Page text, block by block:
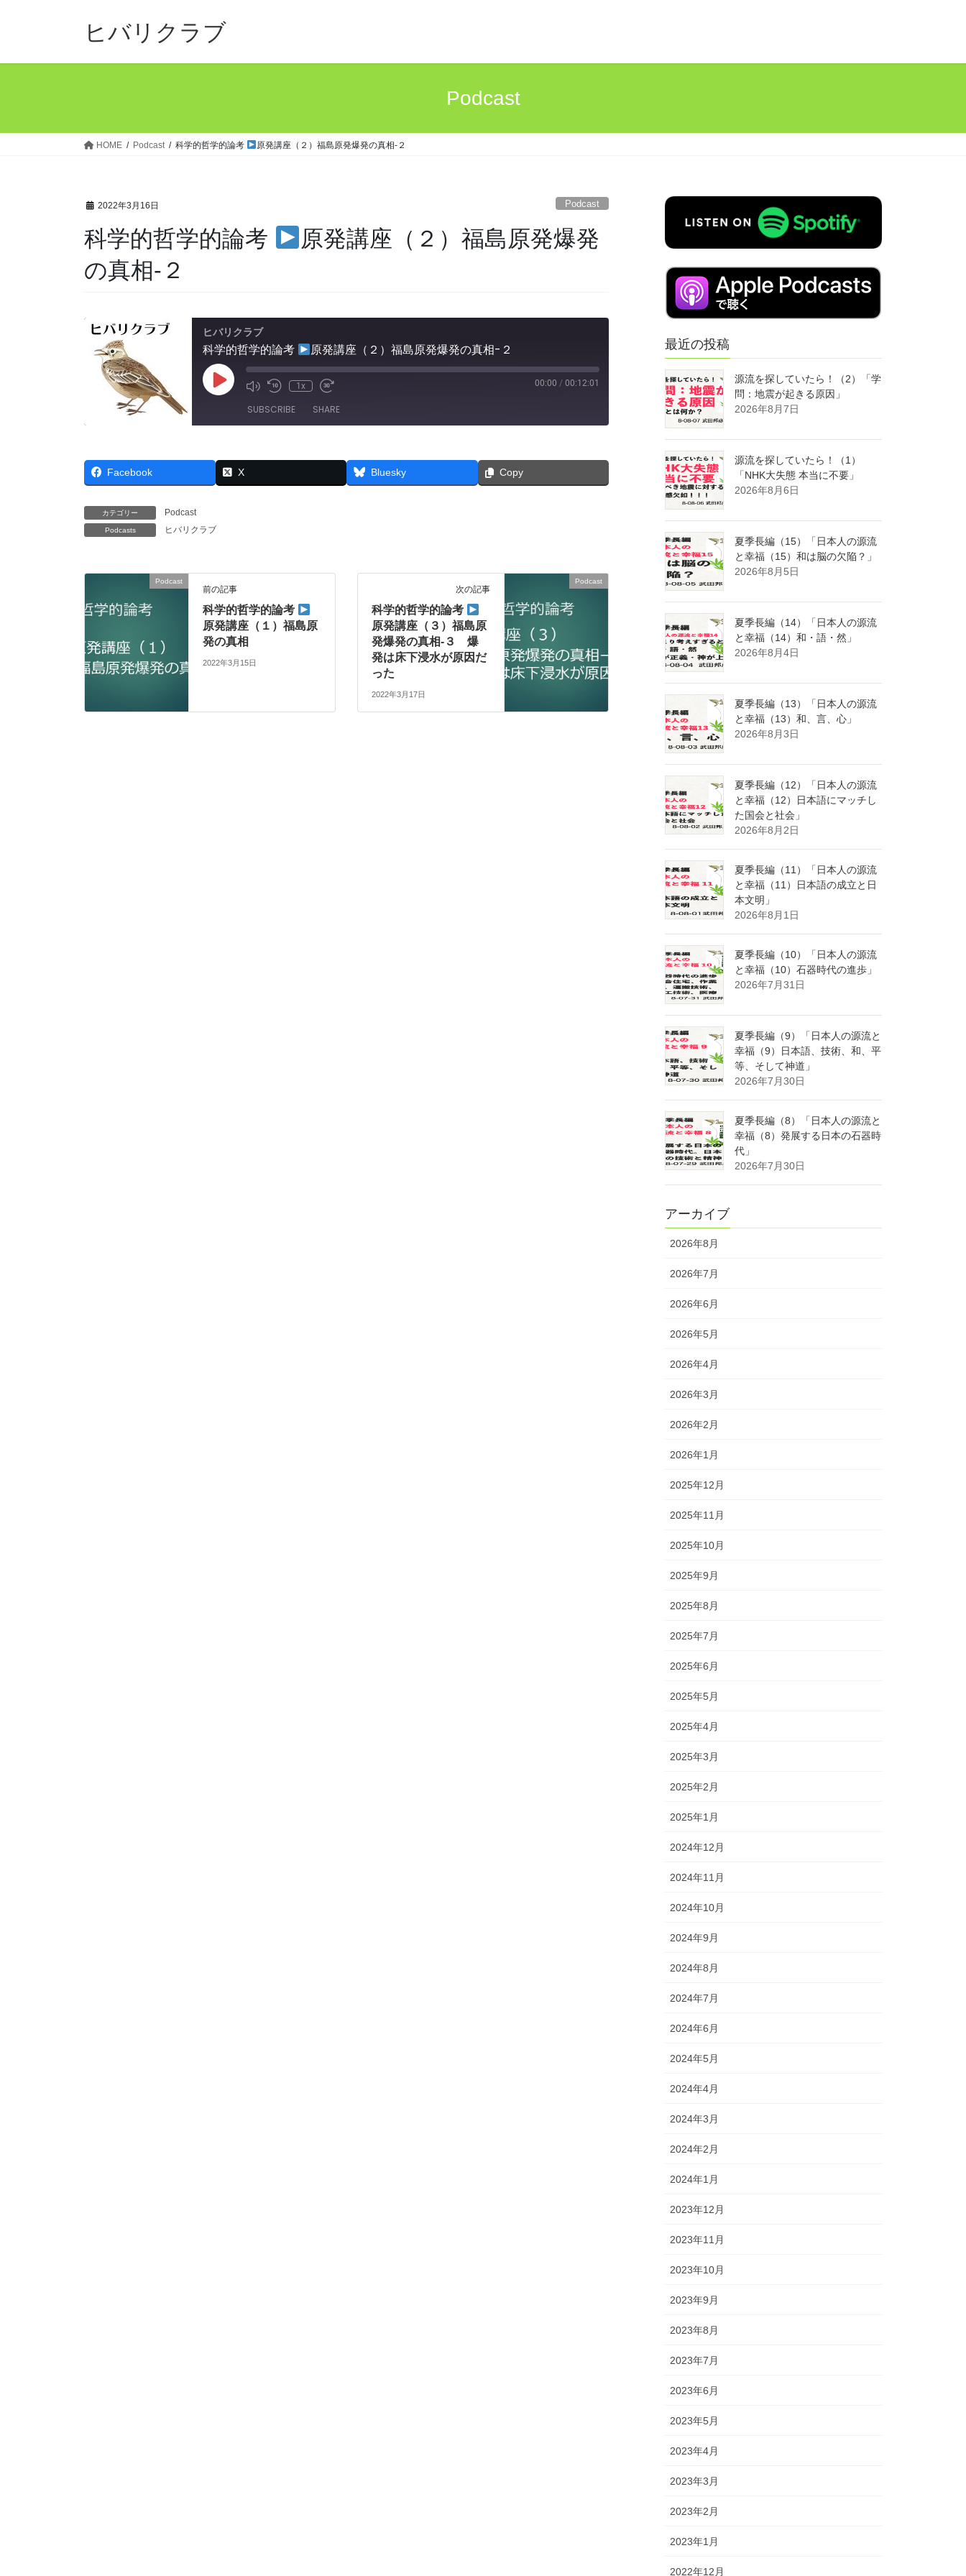
ヒバリクラブ
Podcast
HOME Podcast 科学的哲学的論考 原発講座（２）福島原発爆発の真相-２
2022年3月16日 Podcast
科学的哲学的論考
原発講座（２）福島原発爆発
の真相-２
ヒバリクラブ
科学的哲学的論考 原発講座（２）福島原発爆発の真相-２
Play
EpisodeMute/Unmute
Rewind
Seconds
1x
Fast
30
seconds
00:00 / 00:12:01
SUBSCRIBE SHARE
RSS FEED
LINK
EMBED
Facebook X Bluesky Copy
カテゴリー Podcast
Podcasts ヒバリクラブ
Podcast
前の記事
科学的哲学的論考
原発講座（１）福島原
発の真相
2022年3月15日
Podcast
次の記事
科学的哲学的論考
原発講座（３）福島原
発爆発の真相-３ 爆
発は床下浸水が原因だ
った
2022年3月17日
最近の投稿
源流を探していたら！（2）「学
問：地震が起きる原因」
2026年8月7日
源流を探していたら！（1）
「NHK大失態 本当に不要」
2026年8月6日
夏季長編（15）「日本人の源流
と幸福（15）和は脳の欠陥？」
2026年8月5日
夏季長編（14）「日本人の源流
と幸福（14）和・語・然」
2026年8月4日
夏季長編（13）「日本人の源流
と幸福（13）和、言、心」
2026年8月3日
夏季長編（12）「日本人の源流
と幸福（12）日本語にマッチし
た国会と社会」
2026年8月2日
夏季長編（11）「日本人の源流
と幸福（11）日本語の成立と日
本文明」
2026年8月1日
夏季長編（10）「日本人の源流
と幸福（10）石器時代の進歩」
2026年7月31日
夏季長編（9）「日本人の源流と
幸福（9）日本語、技術、和、平
等、そして神道」
2026年7月30日
夏季長編（8）「日本人の源流と
幸福（8）発展する日本の石器時
代」
2026年7月30日
アーカイブ
2026年8月
2026年7月
2026年6月
2026年5月
2026年4月
2026年3月
2026年2月
2026年1月
2025年12月
2025年11月
2025年10月
2025年9月
2025年8月
2025年7月
2025年6月
2025年5月
2025年4月
2025年3月
2025年2月
2025年1月
2024年12月
2024年11月
2024年10月
2024年9月
2024年8月
2024年7月
2024年6月
2024年5月
2024年4月
2024年3月
2024年2月
2024年1月
2023年12月
2023年11月
2023年10月
2023年9月
2023年8月
2023年7月
2023年6月
2023年5月
2023年4月
2023年3月
2023年2月
2023年1月
2022年12月